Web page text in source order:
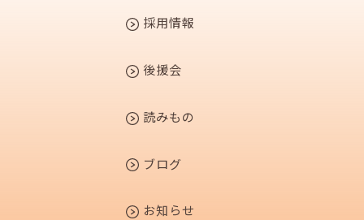
採用情報
後援会
読みもの
ブログ
お知らせ